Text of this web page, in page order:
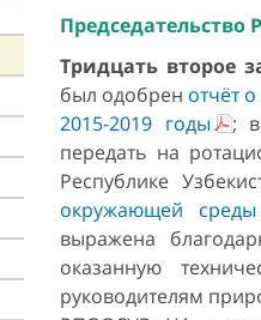
Председательство
Тридцать второе
был одобрен отчёт
2015-2019 годы
;
передать на
Республике
окружающей
выражена
оказанную
руководителям